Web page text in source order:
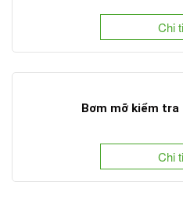
Chi
Bơm mỡ kiểm
Chi